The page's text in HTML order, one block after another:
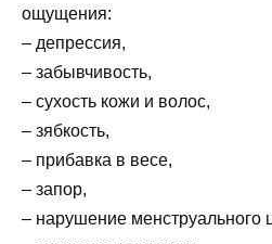
ощущения:
– депрессия,
– забывчивость,
– сухость кожи и волос,
– зябкость,
– прибавка в весе,
– запор,
– нарушение менструального